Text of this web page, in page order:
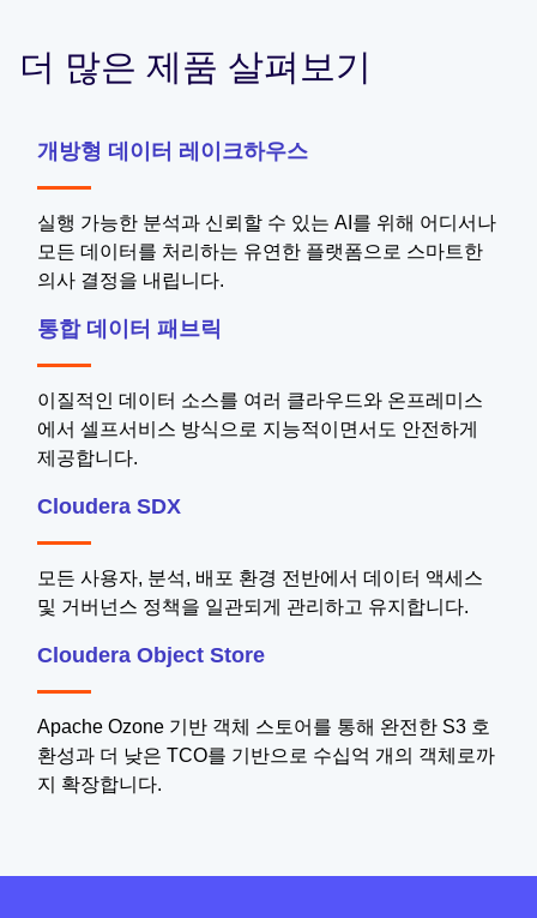
더 많은 제품 살펴보기
개방형 데이터 레이크하우스
실행 가능한 분석과 신뢰할 수 있는 AI를 위해 어디서나
모든 데이터를 처리하는 유연한 플랫폼으로 스마트한
의사 결정을 내립니다.
통합 데이터 패브릭
이질적인 데이터 소스를 여러 클라우드와 온프레미스
에서 셀프서비스 방식으로 지능적이면서도 안전하게
제공합니다.
Cloudera SDX
모든 사용자, 분석, 배포 환경 전반에서 데이터 액세스
및 거버넌스 정책을 일관되게 관리하고 유지합니다.
Cloudera Object Store
Apache Ozone 기반 객체 스토어를 통해 완전한 S3 호
환성과 더 낮은 TCO를 기반으로 수십억 개의 객체로까
지 확장합니다.